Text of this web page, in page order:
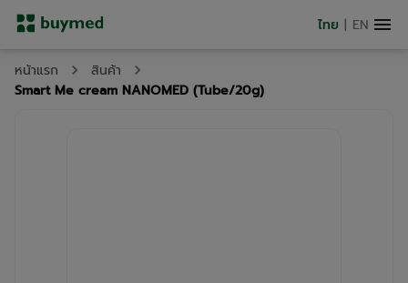
ไทย | EN
หน้าแรก
สินค้า
Smart Me cream NANOMED (Tube/20g)